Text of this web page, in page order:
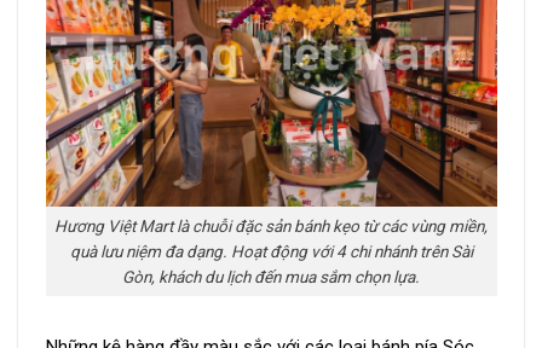
Hương Việt Mart là chuỗi đặc sản bánh kẹo từ các vùng miền,
quà lưu niệm đa dạng. Hoạt động với 4 chi nhánh trên Sài
Gòn, khách du lịch đến mua sắm chọn lựa.